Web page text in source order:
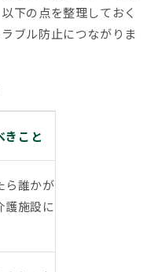
下の点を整理しておく
ブル防止につながりま
きこと
ら誰かが
護施設に